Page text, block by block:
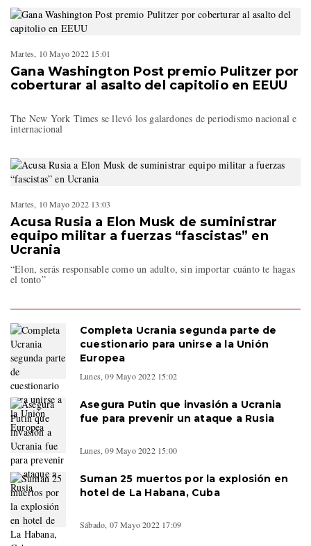
Martes, 10 Mayo 2022 15:01
Gana Washington Post premio Pulitzer por
coberturar al asalto del capitolio en EEUU
The New York Times se llevó los galardones de periodismo nacional e
internacional
Martes, 10 Mayo 2022 13:03
Acusa Rusia a Elon Musk de suministrar
equipo militar a fuerzas “fascistas” en
Ucrania
“Elon, serás responsable como un adulto, sin importar cuánto te hagas
el tonto”
Completa Ucrania segunda parte de
cuestionario para unirse a la Unión
Europea
Lunes, 09 Mayo 2022 15:02
Asegura Putin que invasión a Ucrania
fue para prevenir un ataque a Rusia
Lunes, 09 Mayo 2022 15:00
Suman 25 muertos por la explosión en
hotel de La Habana, Cuba
Sábado, 07 Mayo 2022 17:09